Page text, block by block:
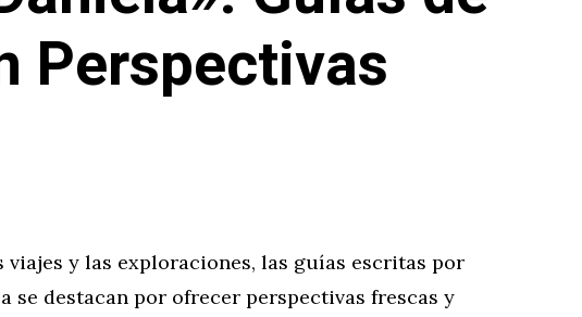
Perspectivas
viajes y las exploraciones, las guías escritas por
se destacan por ofrecer perspectivas frescas y